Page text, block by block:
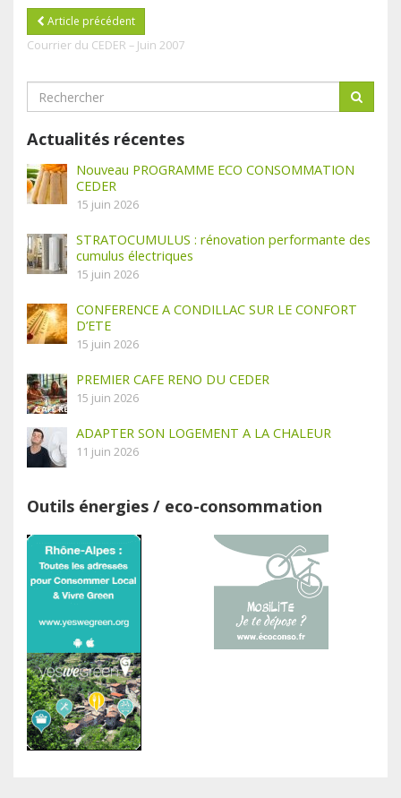
Article précédent
Courrier du CEDER – Juin 2007
Actualités récentes
Nouveau PROGRAMME ECO CONSOMMATION
CEDER
15 juin 2026
STRATOCUMULUS : rénovation performante des
cumulus électriques
15 juin 2026
CONFERENCE A CONDILLAC SUR LE CONFORT
D’ETE
15 juin 2026
PREMIER CAFE RENO DU CEDER
15 juin 2026
ADAPTER SON LOGEMENT A LA CHALEUR
11 juin 2026
Outils énergies / eco-consommation